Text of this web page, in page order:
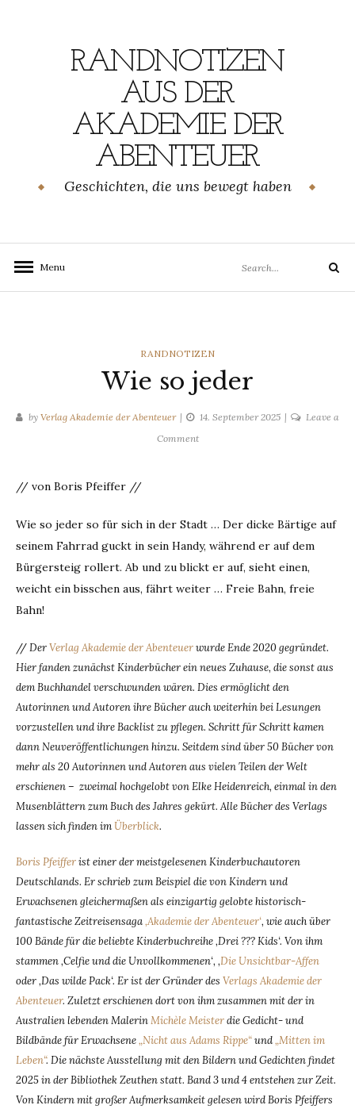
RANDNOTIZEN
AUS DER
AKADEMIE DER
ABENTEUER
Geschichten, die uns bewegt haben
Menu
for:
Search
CATEGORIES
RANDNOTIZEN
Wie so jeder
by Verlag Akademie der Abenteuer 14. September 2025
Leave a
Commenton
// von Boris Pfeiffer //
Wie so jeder so für sich in der Stadt … Der dicke Bärtige auf
seinem Fahrrad guckt in sein Handy, während er auf dem
Bürgersteig rollert. Ab und zu blickt er auf, sieht einen,
weicht ein bisschen aus, fährt weiter … Freie Bahn, freie
Bahn!
//DerVerlag Akademie der Abenteuerwurde Ende 2020 gegründet.
Hier fanden zunächst Kinderbücher ein neues Zuhause, die sonst aus
dem Buchhandel verschwunden wären. Dies ermöglicht den
Autorinnen und Autoren ihre Bücher auch weiterhin bei Lesungen
vorzustellen und ihre Backlist zu pflegen. Schritt für Schritt kamen
dann Neuveröffentlichungen hinzu. Seitdem sind über 50 Bücher von
mehr als 20 Autorinnen und Autoren aus vielen Teilen der Welt
erschienen – zweimal hochgelobt von Elke Heidenreich, einmal in den
Musenblättern zum Buch des Jahres gekürt. Alle Bücher des Verlags
lassen sich finden imÜberblick.
Boris Pfeifferist einer der meistgelesenen Kinderbuchautoren
Deutschlands. Er schrieb zum Beispiel die von Kindern und
Erwachsenen gleichermaßen als einzigartig gelobte historisch-
fantastische Zeitreisensaga‚Akademie der Abenteuer‘, wie auch über
100 Bände für die beliebte Kinderbuchreihe ‚Drei ??? Kids‘. Von ihm
stammen ‚Celfie und die Unvollkommenen‘, ‚Die Unsichtbar-Affen
oder ‚Das wilde Pack‘. Er ist der Gründer des Verlags Akademie der
Abenteuer. Zuletzt erschienen dort von ihm zusammen mit der in
Australien lebenden MalerinMichèle Meisterdie Gedicht- und
Bildbände für Erwachsene„Nicht aus Adams Rippe“und„Mitten im
Leben“. Die nächste Ausstellung mit den Bildern und Gedichten findet
2025 in der Bibliothek Zeuthen statt. Band 3 und 4 entstehen zur Zeit.
Von Kindern mit großer Aufmerksamkeit gelesen wird Boris Pfeiffers